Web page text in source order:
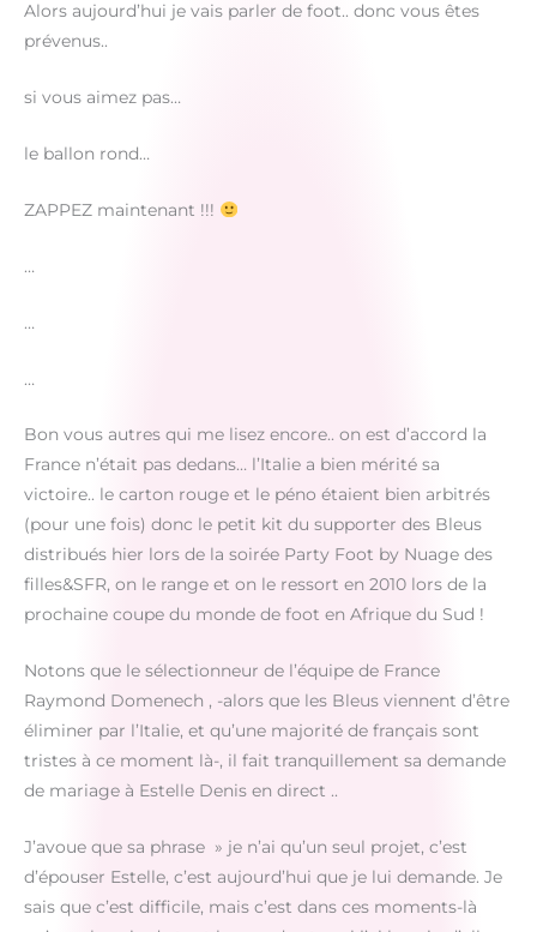
Alors aujourd’hui je vais parler de foot.. donc vous êtes
prévenus..
si vous aimez pas…
le ballon rond…
ZAPPEZ maintenant !!!
…
…
…
Bon vous autres qui me lisez encore.. on est d’accord la
France n’était pas dedans… l’Italie a bien mérité sa
victoire.. le carton rouge et le péno étaient bien arbitrés
(pour une fois) donc le petit kit du supporter des Bleus
distribués hier lors de la soirée Party Foot by Nuage des
filles&SFR, on le range et on le ressort en 2010 lors de la
prochaine coupe du monde de foot en Afrique du Sud !
Notons que le sélectionneur de l’équipe de France
Raymond Domenech , -alors que les Bleus viennent d’être
éliminer par l’Italie, et qu’une majorité de français sont
tristes à ce moment là-, il fait tranquillement sa demande
de mariage à Estelle Denis en direct ..
J’avoue que sa phrase » je n’ai qu’un seul projet, c’est
d’épouser Estelle, c’est aujourd’hui que je lui demande. Je
sais que c’est difficile, mais c’est dans ces moments-là